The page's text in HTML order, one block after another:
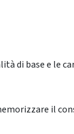
di base e le
il